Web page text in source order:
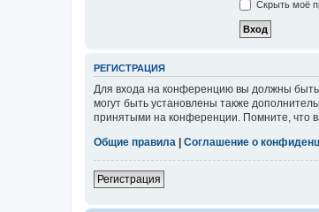
Скрыть моё
РЕГИСТРАЦИЯ
Для входа на конференцию вы должны быть
могут быть установлены также
принятыми на конференции. Помните, что
Общие правила | Соглашение о
Регистрация